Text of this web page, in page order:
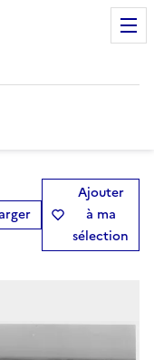
Ajouter
à ma
sélection